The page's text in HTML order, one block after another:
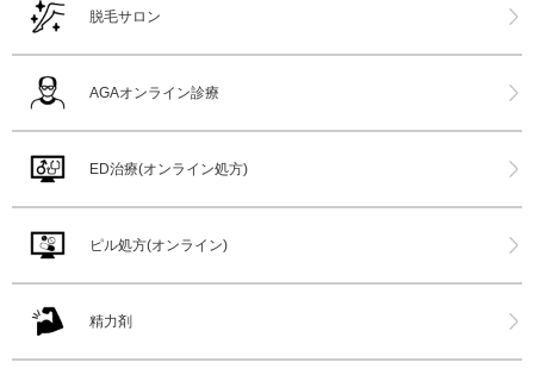
脱毛サロン
AGAオンライン診療
ED治療(オンライン処方)
ピル処方(オンライン)
精力剤